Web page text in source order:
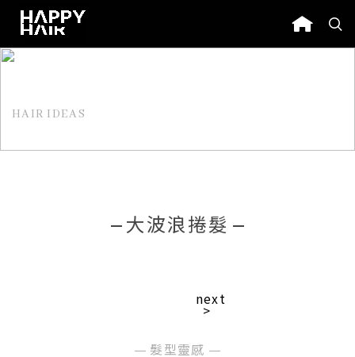
HAIR IDEAS
大波浪捲髮
next
>
髮型靈感